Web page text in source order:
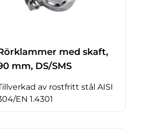
med skaft,
mm, DS/SMS
av rostfritt stål AISI
EN 1.4301